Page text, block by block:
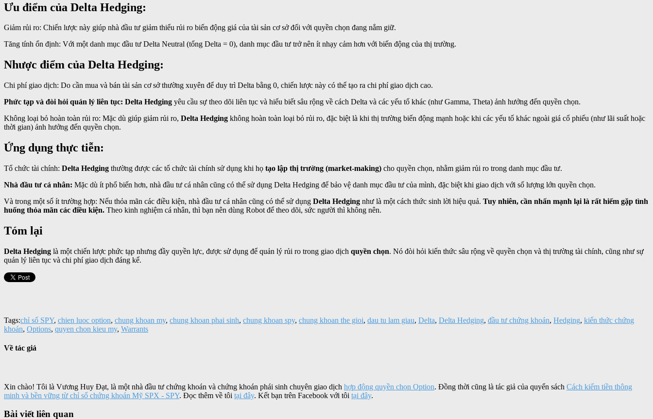
Ưu điểm của Delta Hedging:
Giảm rủi ro: Chiến lược này giúp nhà đầu tư giảm thiểu rủi ro biến động giá của tài sản cơ sở đối với quyền chọn đang nắm giữ.
Tăng tính ổn định: Với một danh mục đầu tư Delta Neutral (tổng Delta = 0), danh mục đầu tư trở nên ít nhạy cảm hơn với biến động của thị trường.
Nhược điểm của Delta Hedging:
Chi phí giao dịch: Do cần mua và bán tài sản cơ sở thường xuyên để duy trì Delta bằng 0, chiến lược này có thể tạo ra chi phí giao dịch cao.
Phức tạp và đòi hỏi quản lý liên tục: Delta Hedging yêu cầu sự theo dõi liên tục và hiểu biết sâu rộng về cách Delta và các yếu tố khác (như Gamma, Theta) ảnh hưởng đến quyền chọn.
Không loại bỏ hoàn toàn rủi ro: Mặc dù giúp giảm rủi ro, Delta Hedging không hoàn toàn loại bỏ rủi ro, đặc biệt là khi thị trường biến động mạnh hoặc khi các yếu tố khác ngoài giá cổ phiếu (như lãi suất hoặc
thời gian) ảnh hưởng đến quyền chọn.
Ứng dụng thực tiễn:
Tổ chức tài chính: Delta Hedging thường được các tổ chức tài chính sử dụng khi họ tạo lập thị trường (market-making) cho quyền chọn, nhằm giảm rủi ro trong danh mục đầu tư.
Nhà đầu tư cá nhân: Mặc dù ít phổ biến hơn, nhà đầu tư cá nhân cũng có thể sử dụng Delta Hedging để bảo vệ danh mục đầu tư của mình, đặc biệt khi giao dịch với số lượng lớn quyền chọn.
Và trong một số ít trường hợp: Nếu thỏa mãn các điều kiện, nhà đầu tư cá nhân cũng có thể sử dụng Delta Hedging như là một cách thức sinh lời hiệu quả. Tuy nhiên, cần nhấn mạnh lại là rất hiếm gặp tình
huống thỏa mãn các điều kiện. Theo kinh nghiệm cá nhân, thì bạn nên dùng Robot để theo dõi, sức người thì không nên.
Tóm lại
Delta Hedging là một chiến lược phức tạp nhưng đầy quyền lực, được sử dụng để quản lý rủi ro trong giao dịch quyền chọn. Nó đòi hỏi kiến thức sâu rộng về quyền chọn và thị trường tài chính, cũng như sự
quản lý liên tục và chi phí giao dịch đáng kể.
Tags:chỉ số SPY, chien luoc option, chung khoan my, chung khoan phai sinh, chung khoan spy, chung khoan the gioi, dau tu lam giau, Delta, Delta Hedging, đầu tư chứng khoán, Hedging, kiến thức chứng
khoán, Options, quyen chon kieu my, Warrants
Về tác giả
Xin chào! Tôi là Vương Huy Đạt, là một nhà đầu tư chứng khoán và chứng khoán phái sinh chuyên giao dịch hợp động quyền chọn Option. Đồng thời cũng là tác giả của quyển sách Cách kiếm tiền thông
minh và bền vững từ chỉ số chứng khoán Mỹ SPX - SPY. Đọc thêm về tôi tại đây. Kết bạn trên Facebook với tôi tại đây.
Bài viết liên quan